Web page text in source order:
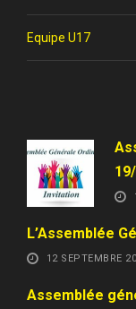
Equipe U17
L’Assemblée
12 SEPTEMBRE
Assemblée